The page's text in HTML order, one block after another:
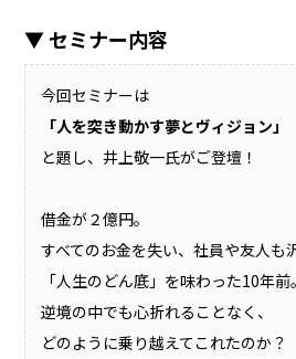
▼ セミナー内容
今回セミナーは
「人を突き動かす夢とヴィジョン」
と題し、井上敬一氏がご登壇！
借金が２億円。
すべてのお金を失い、社員や友人も
「人生のどん底」を味わった10年前。
逆境の中でも心折れることなく、
どのように乗り越えてこれたのか？